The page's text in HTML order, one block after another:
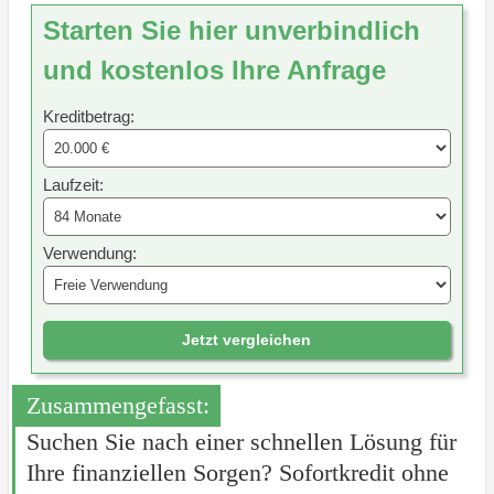
Starten Sie hier unverbindlich
und kostenlos Ihre Anfrage
Kreditbetrag:
Laufzeit:
Verwendung:
Jetzt vergleichen
Zusammengefasst:
Suchen Sie nach einer schnellen Lösung für
Ihre finanziellen Sorgen? Sofortkredit ohne